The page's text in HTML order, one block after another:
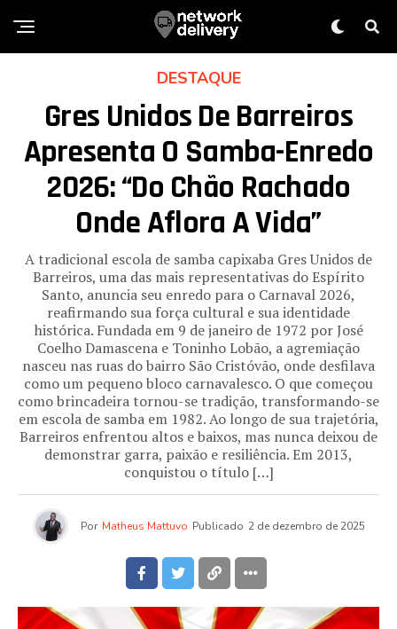
DESTAQUE
Gres Unidos De Barreiros
Apresenta O Samba-Enredo
2026: “Do Chão Rachado
Onde Aflora A Vida”
A tradicional escola de samba capixaba Gres Unidos de
Barreiros, uma das mais representativas do Espírito
Santo, anuncia seu enredo para o Carnaval 2026,
reafirmando sua força cultural e sua identidade
histórica. Fundada em 9 de janeiro de 1972 por José
Coelho Damascena e Toninho Lobão, a agremiação
nasceu nas ruas do bairro São Cristóvão, onde desfilava
como um pequeno bloco carnavalesco. O que começou
como brincadeira tornou-se tradição, transformando-se
em escola de samba em 1982. Ao longo de sua trajetória,
Barreiros enfrentou altos e baixos, mas nunca deixou de
demonstrar garra, paixão e resiliência. Em 2013,
conquistou o título […]
Por Matheus Mattuvo Publicado 2 de dezembro de 2025